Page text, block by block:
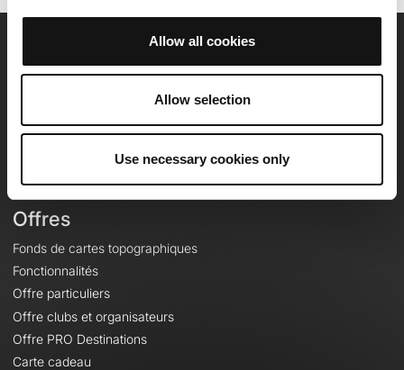
Allow all cookies
Allow selection
Use necessary cookies only
OpenRunner
À propos
Le Mag'
Offres
Fonds de cartes topographiques
Fonctionnalités
Offre particuliers
Offre clubs et organisateurs
Offre PRO Destinations
Carte cadeau